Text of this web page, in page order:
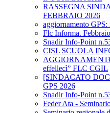
RASSEGNA
FEBBRAIO 2026
aggiornamento
Flc Informa.
Snadir Info-Point
CISL SCUOLA
effellecì” FLC CGIL
[SINDACATO
GPS 2026
Snadir Info-Point
Feder Ata -